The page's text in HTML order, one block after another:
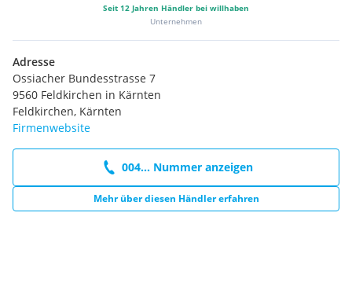
Seit 12 Jahren Händler bei willhaben
Unternehmen
Adresse
Ossiacher Bundesstrasse 7
9560 Feldkirchen in Kärnten
Feldkirchen, Kärnten
Firmenwebsite
004... Nummer anzeigen
Mehr über diesen Händler erfahren